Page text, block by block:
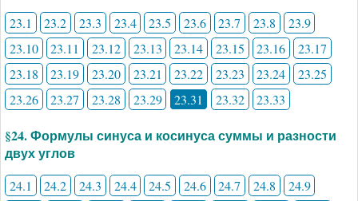
23.1 23.2 23.3 23.4 23.5 23.6 23.7 23.8
23.9
23.10
23.11 23.12 23.13 23.14 23.15 23.16
23.17
23.18
23.19 23.20 23.21 23.22 23.23 23.24
23.25
23.26
23.27 23.28 23.29 23.31 23.32 23.33
§24. Формулы синуса и косинуса суммы и разности
двух углов
24.1 24.2 24.3 24.4 24.5 24.6 24.7 24.8
24.9